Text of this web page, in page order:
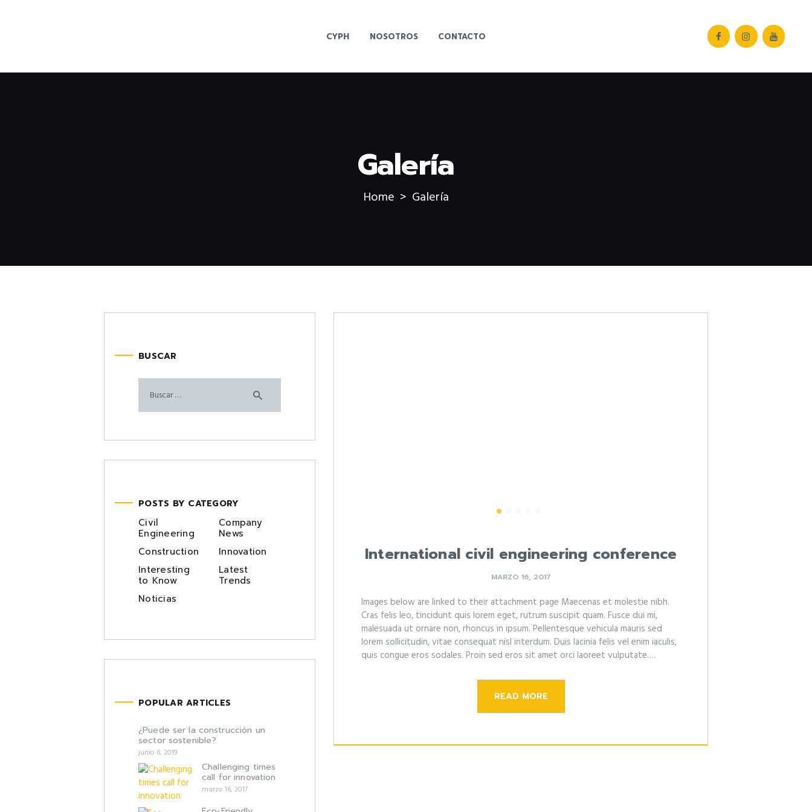
CYPH NOSOTROS CONTACTO
Galería
Home Galería
International civil engineering conference
MARZO 16, 2017
Images below are linked to their attachment page Maecenas et molestie nibh.
Cras felis leo, tincidunt quis lorem eget, rutrum suscipit quam. Fusce dui mi,
malesuada ut ornare non, rhoncus in ipsum. Pellentesque vehicula mauris sed
lorem sollicitudin, vitae consequat nisl interdum. Duis lacinia felis vel enim iaculis,
quis congue eros sodales. Proin sed eros sit amet orci laoreet vulputate.…
READ MORE
BUSCAR
POSTS BY CATEGORY
Civil
Engineering
Company
News
Construction
Innovation
Interesting
to Know
Latest
Trends
Noticias
POPULAR ARTICLES
¿Puede ser la construcción un
sector sostenible?
junio 6, 2019
Challenging times
call for innovation
marzo 16, 2017